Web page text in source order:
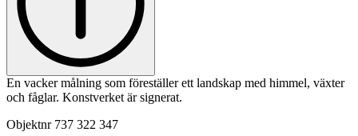
En vacker målning som föreställer ett landskap med himmel, växter
och fåglar. Konstverket är signerat.
Objektnr 737 322 347